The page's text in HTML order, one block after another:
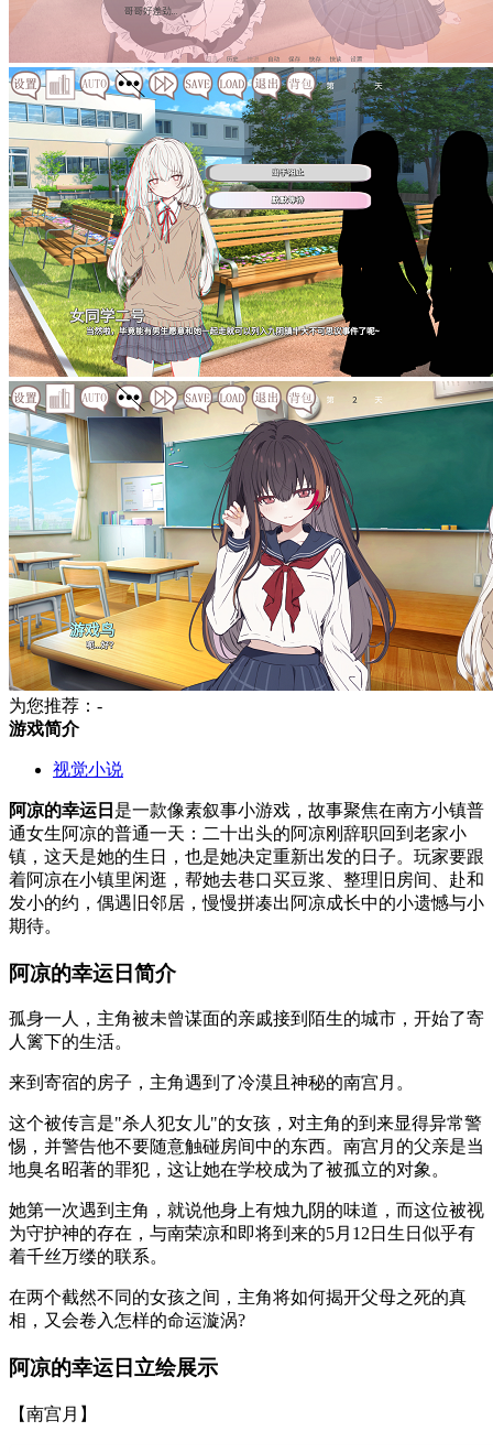
为您推荐：-
游戏简介
视觉小说
阿凉的幸运日 是一款像素叙事小游戏，故事聚焦在南方小镇普
通女生阿凉的普通一天：二十出头的阿凉刚辞职回到老家小
镇，这天是她的生日，也是她决定重新出发的日子。玩家要跟
着阿凉在小镇里闲逛，帮她去巷口买豆浆、整理旧房间、赴和
发小的约，偶遇旧邻居，慢慢拼凑出阿凉成长中的小遗憾与小
期待。
阿凉的幸运日简介
孤身一人，主角被未曾谋面的亲戚接到陌生的城市，开始了寄
人篱下的生活。
来到寄宿的房子，主角遇到了冷漠且神秘的南宫月。
这个被传言是"杀人犯女儿"的女孩，对主角的到来显得异常警
惕，并警告他不要随意触碰房间中的东西。南宫月的父亲是当
地臭名昭著的罪犯，这让她在学校成为了被孤立的对象。
她第一次遇到主角，就说他身上有烛九阴的味道，而这位被视
为守护神的存在，与南荣凉和即将到来的5月12日生日似乎有
着千丝万缕的联系。
在两个截然不同的女孩之间，主角将如何揭开父母之死的真
相，又会卷入怎样的命运漩涡?
阿凉的幸运日立绘展示
【南宫月】